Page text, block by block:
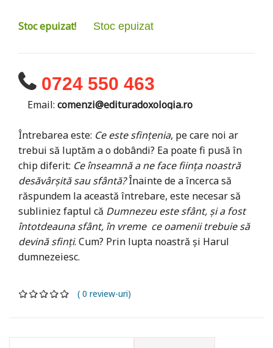
Stoc epuizat! Stoc epuizat
0724 550 463
Email: comenzi@edituradoxologia.ro
Întrebarea este: Ce este sfințenia, pe care noi ar
trebui să luptăm a o dobândi? Ea poate fi pusă în
chip diferit: Ce înseamnă a ne face ființa noastră
desăvârșită sau sfântă?Înainte de a încerca să
răspundem la această întrebare, este necesar să
subliniez faptul că Dumnezeu este sfânt, și a fost
întotdeauna sfânt, în vreme ce oamenii trebuie să
devină sfinți. Cum? Prin lupta noastră și Harul
dumnezeiesc.
( 0 review-uri)